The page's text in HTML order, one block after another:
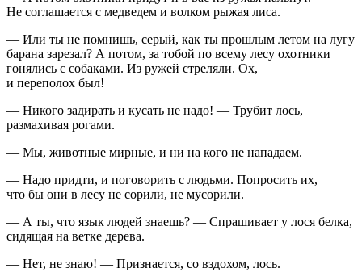
Не соглашается с медведем и волком рыжая лиса.
— Или ты не помнишь, серый, как ты прошлым летом на лугу
барана зарезал? А потом, за тобой по всему лесу охотники
гонялись с собаками. Из ружей стреляли. Ох,
и переполох был!
— Никого задирать и кусать не надо! — Трубит лось,
размахивая рогами.
— Мы, животные мирные, и ни на кого не нападаем.
— Надо придти, и поговорить с людьми. Попросить их,
что бы они в лесу не сорили, не мусорили.
— А ты, что язык людей знаешь? — Спрашивает у лося белка,
сидящая на ветке дерева.
— Нет, не знаю! — Признается, со вздохом, лось.